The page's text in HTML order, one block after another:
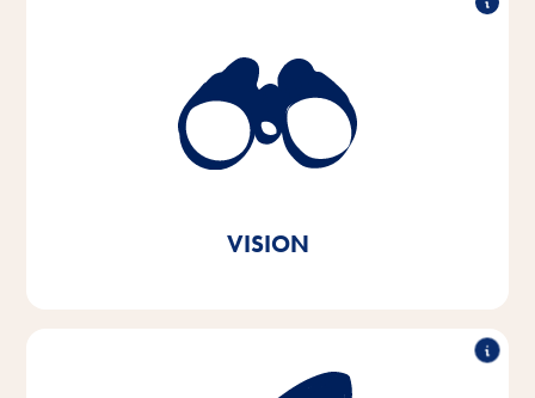
VISION
Tier und wollen das Miteinander jeden Tag besser
machen. In jedem Tier-Zuhause und überall auf der
Welt.
Vitakraft. Aus Liebe.